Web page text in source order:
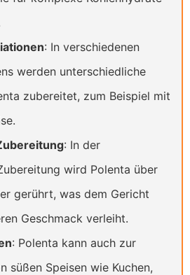
: In verschiedenen
werden unterschiedliche
zubereitet, zum Beispiel mit
: In der
wird Polenta über
gerührt, was dem Gericht
Geschmack verleiht.
: Polenta kann auch zur
süßen Speisen wie Kuchen,